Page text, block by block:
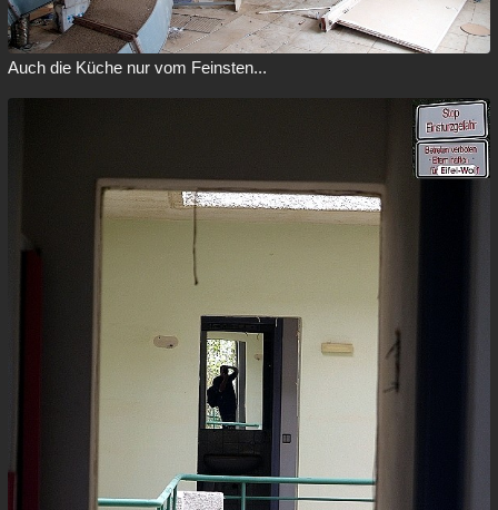
Auch die Küche nur vom Feinsten...